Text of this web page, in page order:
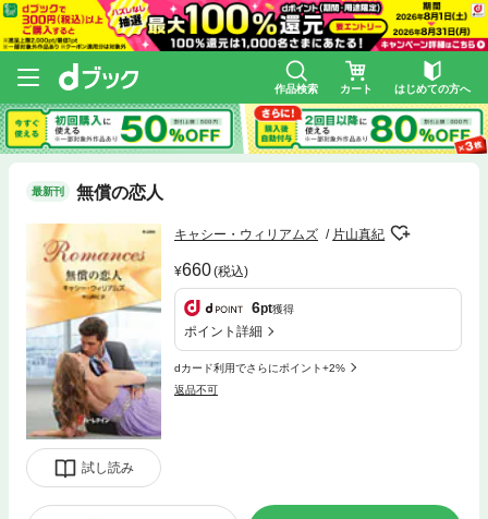
作品検索 カート はじめての方へ
最新刊 無償の恋人
試し読み
キャシー・ウィリアムズ 片山真紀
660(税込)
6pt獲得
ポイント詳細
dカード利用でさらにポイント+2%
返品不可